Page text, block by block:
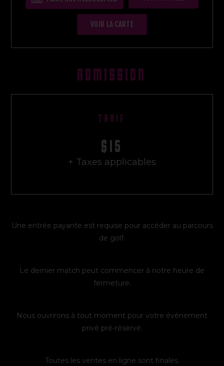
VOIR LA CARTE
ADMISSION
TARIF
$15
+ Taxes applicables
Une entrée payante est requise pour accéder au parcours
de golf.
Le dernier match peut commencer à notre heure de
fermeture.
Nous ouvrirons à tout moment pour votre événement
privé pré-réservé.
Toutes les ventes en ligne sont finales.